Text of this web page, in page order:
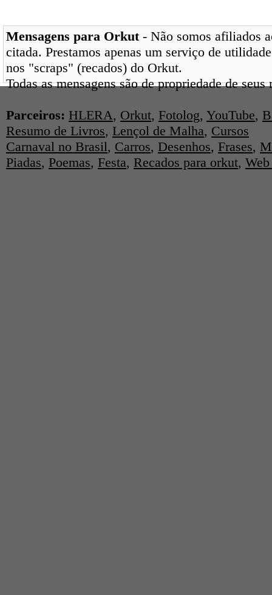
Mensagens para Orkut- Não somos afiliados
citada. Prestamos apenas um serviço de
nos "scraps" (recados) do Orkut.
Todas as mensagens são de propriedade de
Parceiros: HLERA, Orkut, Fotolog, YouTube,
Resumo de Livros, Lençol de Malha, Cursos
Carnaval no Brasil, Carros, Desenhos, Frases,
Piadas, Poemas, Festa, Recados para orkut,